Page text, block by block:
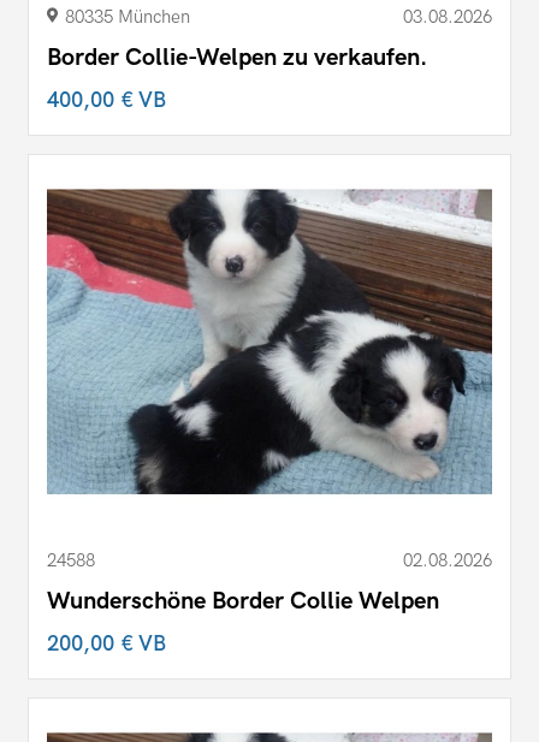
80335 München 03.08.2026
Border Collie-Welpen zu verkaufen.
400,00 €VB
24588 02.08.2026
Wunderschöne Border Collie Welpen
200,00 €VB